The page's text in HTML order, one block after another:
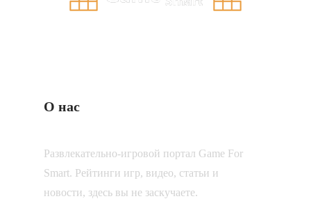
О нас
Развлекательно-игровой портал Game For
Smart. Рейтинги игр, видео, статьи и
новости, здесь вы не заскучаете.